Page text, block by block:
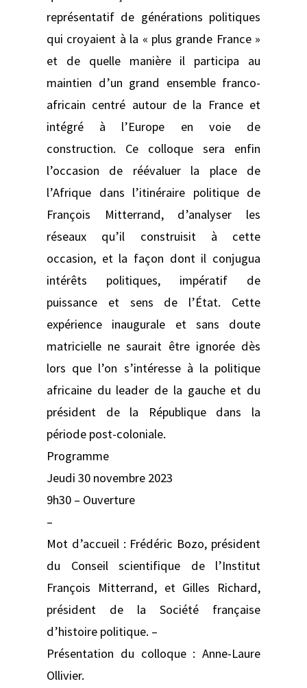
représentatif de générations politiques
qui croyaient à la « plus grande France »
et de quelle manière il participa au
maintien d’un grand ensemble franco-
africain centré autour de la France et
intégré à l’Europe en voie de
construction. Ce colloque sera enfin
l’occasion de réévaluer la place de
l’Afrique dans l’itinéraire politique de
François Mitterrand, d’analyser les
réseaux qu’il construisit à cette
occasion, et la façon dont il conjugua
intérêts politiques, impératif de
puissance et sens de l’État. Cette
expérience inaugurale et sans doute
matricielle ne saurait être ignorée dès
lors que l’on s’intéresse à la politique
africaine du leader de la gauche et du
président de la République dans la
période post-coloniale.
Programme
Jeudi 30 novembre 2023
9h30 – Ouverture
–
Mot d’accueil : Frédéric Bozo, président
du Conseil scientifique de l’Institut
François Mitterrand, et Gilles Richard,
président de la Société française
d’histoire politique. –
Présentation du colloque : Anne-Laure
Ollivier.